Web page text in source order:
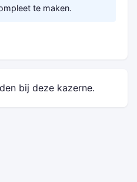
te maken.
bij deze kazerne.